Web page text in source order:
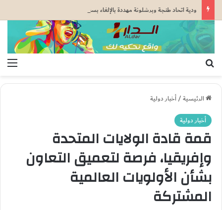
الرئيسية/أخبار دولية
أخبار دولية
قمة قادة الولايات المتحدة
وإفريقيا، فرصة لتعميق التعاون
بشأن الأولويات العالمية
المشتركة